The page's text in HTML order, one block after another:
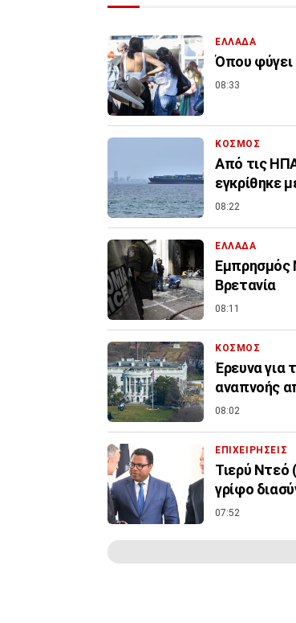
ΕΛΛΑΔΑ
Όπου φύγει
08:33
ΚΟΣΜΟΣ
Από τις
εγκρίθηκε
08:22
ΕΛΛΑΔΑ
Εμπρησμός
Βρετανία
08:11
ΚΟΣΜΟΣ
Έρευνα για
αναπνοής
08:02
ΕΠΙΧΕΙΡΗΣΕΙΣ
Τιερύ
γρίφο
07:52